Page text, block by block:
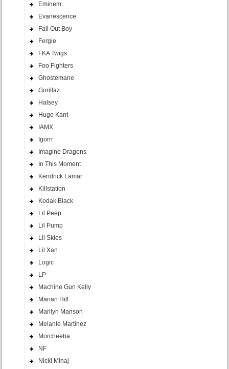
Eminem
Evanescence
Fall Out Boy
Fergie
FKA Twigs
Foo Fighters
Ghostemane
Gorillaz
Halsey
Hugo Kant
IAMX
Igorrr
Imagine Dragons
In This Moment
Kendrick Lamar
Killstation
Kodak Black
Lil Peep
Lil Pump
Lil Skies
Lil Xan
Logic
LP
Machine Gun Kelly
Marian Hill
Marilyn Manson
Melanie Martinez
Morcheeba
NF
Nicki Minaj